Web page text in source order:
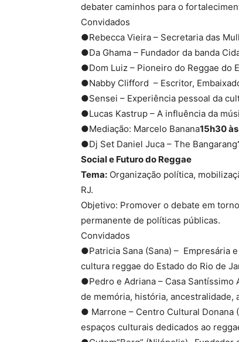
debater caminhos para o
Convidados
●Rebecca Vieira – Secretaria das
●Da Ghama – Fundador da banda
●Dom Luiz – Pioneiro do Reggae do
●Nabby Clifford – Escritor,
●Sensei – Experiência pessoal da
●Lucas Kastrup – A influência da
●Mediação: Marcelo Banana15h30
●Dj Set Daniel Juca – The Bangarang
Social e Futuro do Reggae
Tema: Organização política,
RJ.
Objetivo: Promover o debate em
permanente de políticas públicas.
Convidados
●Patricia Sana (Sana) – Empresária
cultura reggae do Estado do Rio de
●Pedro e Adriana – Casa Santíssimo
de memória, história,
● Marrone – Centro Cultural Donana
espaços culturais dedicados ao